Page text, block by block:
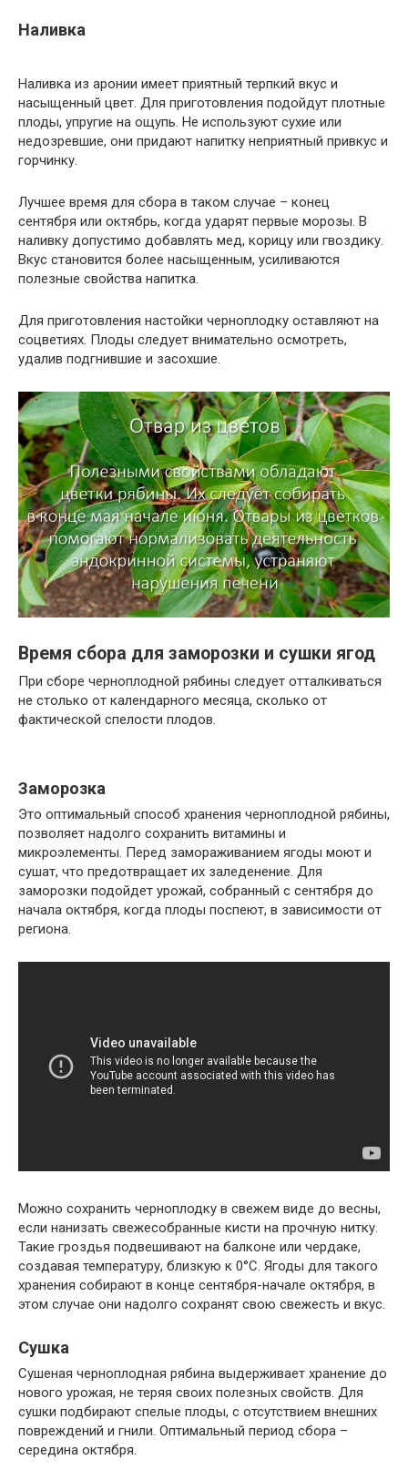
Наливка
Наливка из аронии имеет приятный терпкий вкус и
насыщенный цвет. Для приготовления подойдут плотные
плоды, упругие на ощупь. Не используют сухие или
недозревшие, они придают напитку неприятный привкус и
горчинку.
Лучшее время для сбора в таком случае – конец
сентября или октябрь, когда ударят первые морозы. В
наливку допустимо добавлять мед, корицу или гвоздику.
Вкус становится более насыщенным, усиливаются
полезные свойства напитка.
Для приготовления настойки черноплодку оставляют на
соцветиях. Плоды следует внимательно осмотреть,
удалив подгнившие и засохшие.
Время сбора для заморозки и сушки ягод
При сборе черноплодной рябины следует отталкиваться
не столько от календарного месяца, сколько от
фактической спелости плодов.
Заморозка
Это оптимальный способ хранения черноплодной рябины,
позволяет надолго сохранить витамины и
микроэлементы. Перед замораживанием ягоды моют и
сушат, что предотвращает их заледенение. Для
заморозки подойдет урожай, собранный с сентября до
начала октября, когда плоды поспеют, в зависимости от
региона.
Можно сохранить черноплодку в свежем виде до весны,
если нанизать свежесобранные кисти на прочную нитку.
Такие гроздья подвешивают на балконе или чердаке,
создавая температуру, близкую к 0°С. Ягоды для такого
хранения собирают в конце сентября-начале октября, в
этом случае они надолго сохранят свою свежесть и вкус.
Сушка
Сушеная черноплодная рябина выдерживает хранение до
нового урожая, не теряя своих полезных свойств. Для
сушки подбирают спелые плоды, с отсутствием внешних
повреждений и гнили. Оптимальный период сбора –
середина октября.